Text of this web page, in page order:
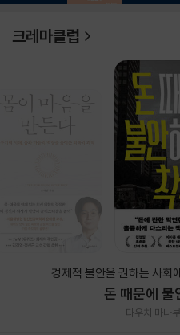
크레마클럽
경제적 불안을 권하는 사회
돈 때문에 불
다우치 마나